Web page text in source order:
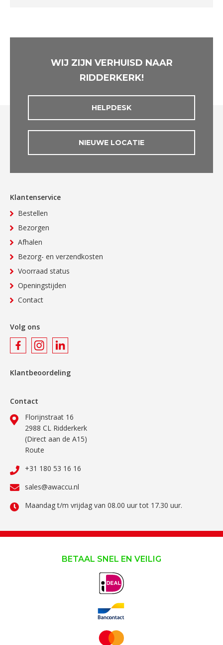
WIJ ZIJN VERHUISD NAAR
RIDDERKERK!
HELPDESK
NIEUWE LOCATIE
Klantenservice
Bestellen
Bezorgen
Afhalen
Bezorg- en verzendkosten
Voorraad status
Openingstijden
Contact
Volg ons
Klantbeoordeling
Contact
Florijnstraat 16
2988 CL Ridderkerk
(Direct aan de A15)
Route
+31 180 53 16 16
sales@awaccu.nl
Maandag t/m vrijdag van 08.00 uur tot 17.30 uur.
BETAAL SNEL EN VEILIG